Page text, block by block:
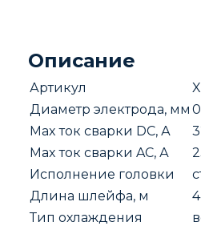
Gas
Описание
Артикул
Диаметр электрода, мм
Max ток сварки DC, А
Max ток сварки AC, А
Исполнение головки
Длина шлейфа, м
Тип охлаждения